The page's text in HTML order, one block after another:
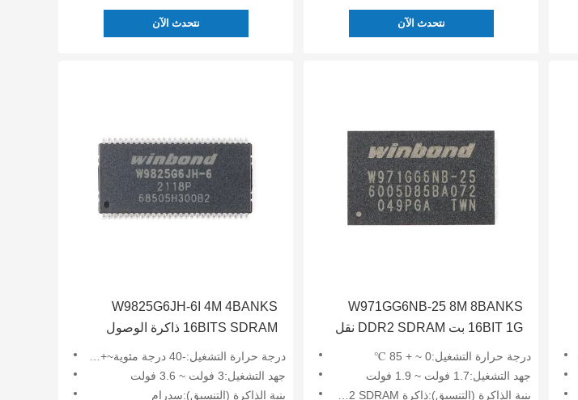
نتحدث الآن نتحدث الآن
W9825G6JH-6I 4M 4BANKS
16BITS SDRAM ذاكرة الوصول
العشوائي الديناميكية المتزامنة عالية
السرعة
درجة حرارة التشغيل:-40 درجة مئوية~+85 درجة مئوية
جهد التشغيل:3 فولت ~ 3.6 فولت
بنية الذاكرة (التنسيق):سدرام
W971GG6NB-25 8M 8BANKS
16BIT 1G بت DDR2 SDRAM نقل
بيانات اثنين لكل دورة ساعة
درجة حرارة التشغيل:0 ~ + 85 ℃
جهد التشغيل:1.7 فولت ~ 1.9 فولت
بنية الذاكرة (التنسيق):ذاكرة DDR2 SDRAM